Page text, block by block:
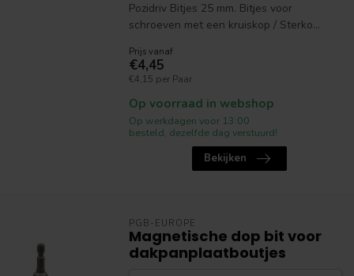
Pozidriv Bitjes 25 mm. Bitjes voor
schroeven met een kruiskop / Sterko...
Prijs vanaf
€4,45
€4,15 per Paar
Op voorraad in webshop
Op werkdagen voor 13:00
besteld, dezelfde dag verstuurd!
Bekijken
PGB-EUROPE
Magnetische dop bit voor
dakpanplaatboutjes